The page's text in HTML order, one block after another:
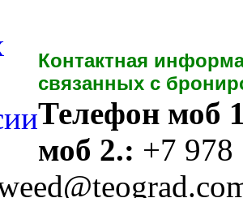
Контактная
связанных с
Телефон моб
моб 2.: +7 978